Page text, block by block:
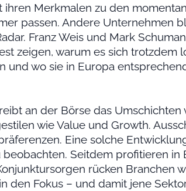
Merkmalen zu den
passen. Andere Unternehmen
Franz Weis und Mark
zeigen, warum es sich trotzdem
und wo sie in Europa
an der Börse das Umschichten
wie Value und Growth.
Eine solche
Seitdem profitieren in
rücken Branchen
den Fokus – und damit jene